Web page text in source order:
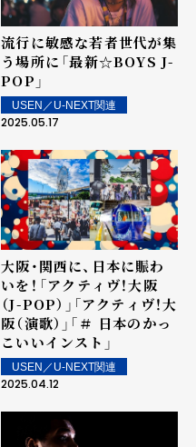
流行に敏感な若者世代が集
う場所に――「最新☆BOYS J-
POP」
USEN／U-NEXT関連
2025.05.17
大阪・関西に、日本に賑わ
いを！――「アクティヴ！大阪
（J-POP）」「アクティヴ！大
阪（演歌）」「＃ 日本のかっ
こいいインスト」
USEN／U-NEXT関連
2025.04.12